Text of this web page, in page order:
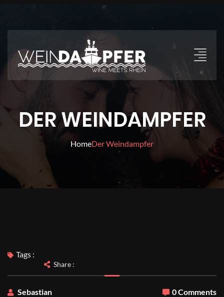
DER WEINDAMPFER
HomeDer Weindampfer
Tags :
Share :
Sebastian 0 Comments